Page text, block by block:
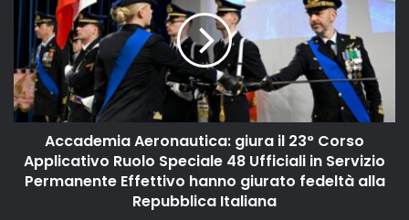
Accademia Aeronautica: giura il 23° Corso
Applicativo Ruolo Speciale 48 Ufficiali in Servizio
Permanente Effettivo hanno giurato fedeltà alla
Repubblica Italiana